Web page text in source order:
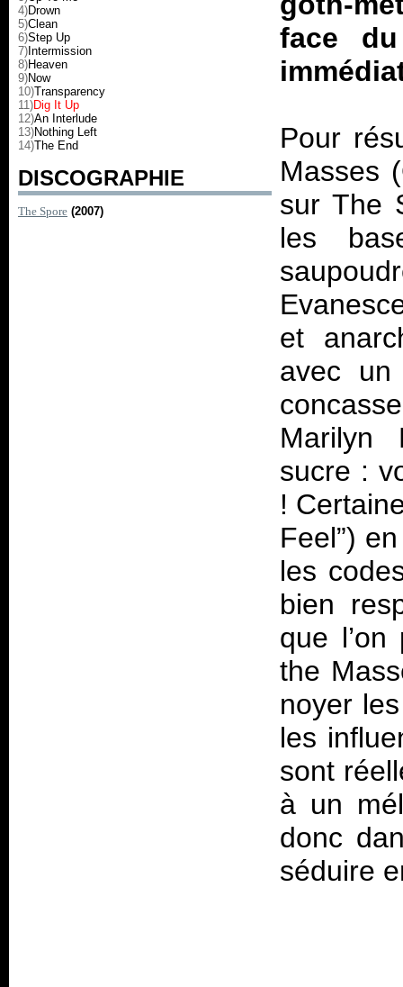
4)Drown
5)Clean
6)Step Up
7) Intermission
8)Heaven
9)Now
10)Transparency
11)Dig It Up
12)An Interlude
13)Nothing Left
14)The End
DISCOGRAPHIE
The Spore (2007)
face
Pour
Masses
sur The
les
et
avec un
Marilyn
sucre :
!
Feel”)
les
bien
que
the
noyer
les
sont
à un
donc